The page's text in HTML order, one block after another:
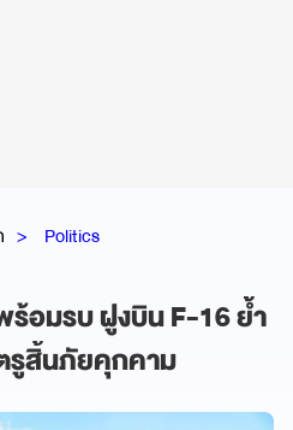
Politics
อมรบ ฝูงบิน F-16 ย้ำ
รูสิ้นภัยคุกคาม